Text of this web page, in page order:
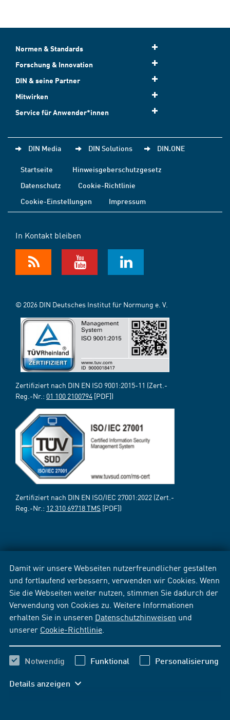
Damit wir unsere Webseiten nutzerfreundlicher gestalten
und fortlaufend verbessern, verwenden wir Cookies. Wenn
Sie die Webseiten weiter nutzen, stimmen Sie dadurch der
Verwendung von Cookies zu. Weitere Informationen
erhalten Sie in unseren Datenschutzhinweisen und
unserer Cookie-Richtlinie
Notwendig Funktional Personalisierung
Details anzeigen
Normen & Standards
Forschung & Innovation
DIN & seine Partner
Mitwirken
Service für Anwender*innen
DIN Media DIN Solutions DIN.ONE
Startseite
Hinweisgeberschutzgesetz
Datenschutz
Cookie-Richtlinie
Cookie-Einstellungen
Impressum
In Kontakt bleiben
© 2026 DIN Deutsches Institut für Normung e. V.
Zertifiziert nach DIN EN ISO 9001:2015-11 (Zert.-
Reg.-Nr.: 01 100 2100794 [PDF])
Zertifiziert nach DIN EN ISO/IEC 27001:2022 (Zert.-
Reg.-Nr.: 12 310 69718 TMS [PDF])